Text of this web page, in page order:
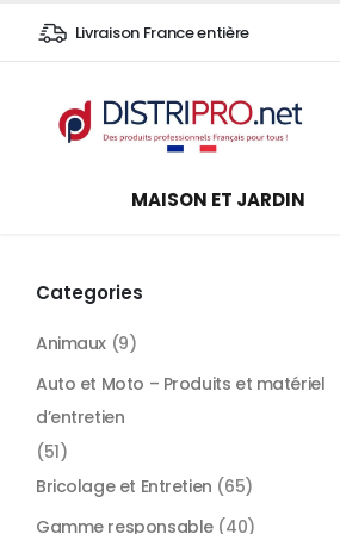
Livraison France entière
MAISON ET JARDIN
Categories
Animaux (9)
Auto et Moto – Produits et matériel
d’entretien
(51)
Bricolage et Entretien (65)
Gamme responsable (40)